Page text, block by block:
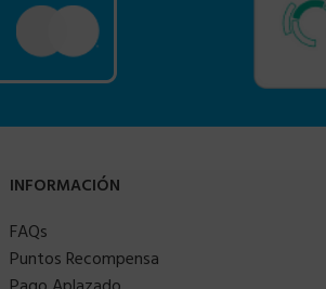
INFORMACIÓN
FAQs
Puntos Recompensa